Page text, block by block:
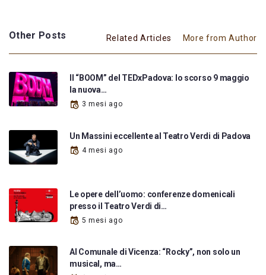
Other Posts Related Articles More from Author
Il “BOOM” del TEDxPadova: lo scorso 9 maggio
la nuova…
3 mesi ago
Un Massini eccellente al Teatro Verdi di Padova
4 mesi ago
Le opere dell’uomo: conferenze domenicali
presso il Teatro Verdi di…
5 mesi ago
Al Comunale di Vicenza: “Rocky”, non solo un
musical, ma…